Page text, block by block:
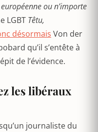
ou n’importe
LGBT Têtu,
désormais Von der
qu’il s’entête à
de l’évidence.
les libéraux
journaliste du